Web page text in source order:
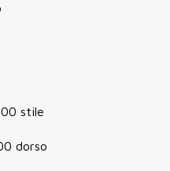
stile
dorso